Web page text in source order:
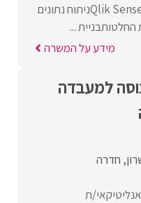
תחזוקה והטמעה של דשבורדים ב-Qlik Senseניתוח נתונים
...
מידע על המשרה
למעבדה
חדרה
ת